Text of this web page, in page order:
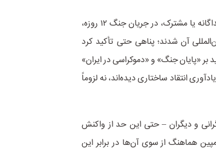
جعفر پناهی و محمد رسول‌اف (دو عضو برجسته هسته) در بیانیه‌های جداگانه یا مشترک، در جریان جنگ ۱۲ روزه،
آن شدند؛ پناهی حتی تأکید کرد
«پایان جنگ» و «دموکراسی در ایران»
انتقاد ساختاری‌ دیده‌اند، نه لزوماً
و دیگران – حتی این حد از واکنش
هماهنگ از سوی آن‌ها در برابر این